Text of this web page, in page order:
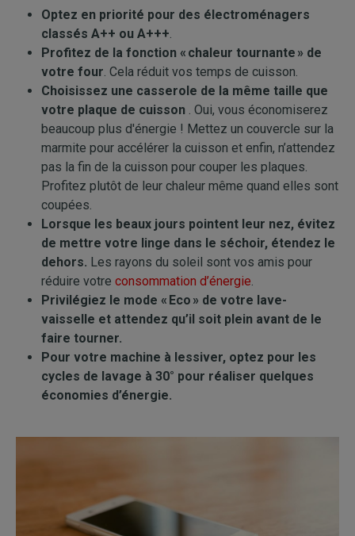
Optez en priorité pour des électroménagers
classés A++ ou A+++.
Profitez de la fonction « chaleur tournante » de
votre four. Cela réduit vos temps de cuisson.
Choisissez une casserole de la même taille que
votre plaque de cuisson . Oui, vous économiserez
beaucoup plus d'énergie ! Mettez un couvercle sur la
marmite pour accélérer la cuisson et enfin, n’attendez
pas la fin de la cuisson pour couper les plaques.
Profitez plutôt de leur chaleur même quand elles sont
coupées.
Lorsque les beaux jours pointent leur nez, évitez
de mettre votre linge dans le séchoir, étendez le
dehors. Les rayons du soleil sont vos amis pour
réduire votre consommation d’énergie.
Privilégiez le mode « Eco » de votre lave-
vaisselle et attendez qu’il soit plein avant de le
faire tourner.
Pour votre machine à lessiver, optez pour les
cycles de lavage à 30° pour réaliser quelques
économies d’énergie.